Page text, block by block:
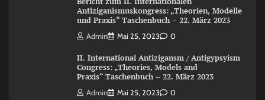
Antiziganismuskongress: „Theorien, Modelle
und Praxis“ Taschenbuch – 22. März 2023
Admin Mai 25, 2023 0
II. International Antizigansm / Antigypsyism
Congress: „Theories, Models and
Praxis“ Taschenbuch – 22. März 2023
Admin Mai 25, 2023 0